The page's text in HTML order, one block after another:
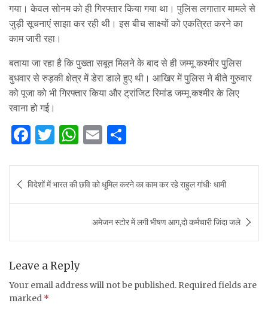
गया। केवल सोनम को ही गिरफ्तार किया गया था। पुलिस लगातार मामले से
जुड़ी सूचनाएं साझा कर रही थी। इस बीच साक्ष्यों को एकत्रित करने का
काम जारी रहा।
बताया जा रहा है कि पुख्ता सबूत मिलने के बाद से ही जम्मू कश्मीर पुलिस
बुधवार से रुड़की क्षेत्र में डेरा डाले हुए थी। आखिर में पुलिस ने बीते गुरुवार
को पूजा को भी गिरफ्तार किया और ट्रांजिट रिमांड जम्मू कश्मीर के लिए
रवाना हो गई।
F
c
e
b
o
k
T
it
te
r
W
at
s
A
p
E
ai
l
ar
e
navigation
विदेशों में भारत की छवि को धूमिल करने का काम कर रहे राहुल गांधीः धामी
अमेजन स्टोर में लगी भीषण आग,दो कर्मचारी जिंदा जले
Leave a Reply
Your email address will not be published. Required fields are
marked *